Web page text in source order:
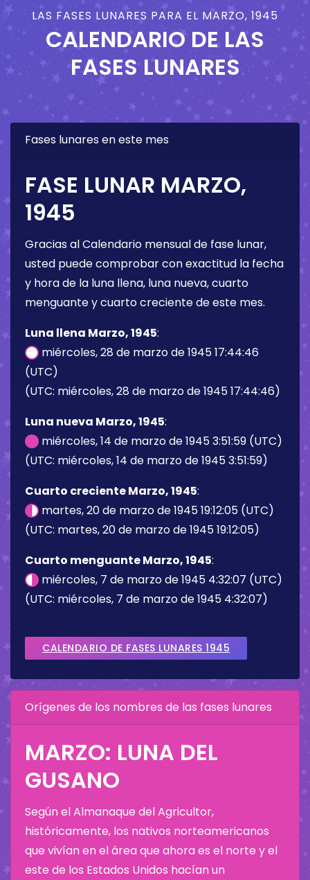
LAS FASES LUNARES PARA EL MARZO, 1945
CALENDARIO DE LAS
FASES LUNARES
Fases lunares en este mes
FASE LUNAR MARZO,
1945
Gracias al Calendario mensual de fase lunar,
usted puede comprobar con exactitud la fecha
y hora de la luna llena, luna nueva, cuarto
menguante y cuarto creciente de este mes.
Luna llena Marzo, 1945:
miércoles, 28 de marzo de 1945 17:44:46
(UTC)
(UTC: miércoles, 28 de marzo de 1945 17:44:46)
Luna nueva Marzo, 1945:
miércoles, 14 de marzo de 1945 3:51:59 (UTC)
(UTC: miércoles, 14 de marzo de 1945 3:51:59)
Cuarto creciente Marzo, 1945:
martes, 20 de marzo de 1945 19:12:05 (UTC)
(UTC: martes, 20 de marzo de 1945 19:12:05)
Cuarto menguante Marzo, 1945:
miércoles, 7 de marzo de 1945 4:32:07 (UTC)
(UTC: miércoles, 7 de marzo de 1945 4:32:07)
CALENDARIO DE FASES LUNARES 1945
Orígenes de los nombres de las fases lunares
MARZO: LUNA DEL
GUSANO
Según el Almanaque del Agricultor,
históricamente, los nativos norteamericanos
que vivían en el área que ahora es el norte y el
este de los Estados Unidos hacían un